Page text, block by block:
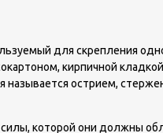
для скрепления
кирпичной
острием,
которой они должны